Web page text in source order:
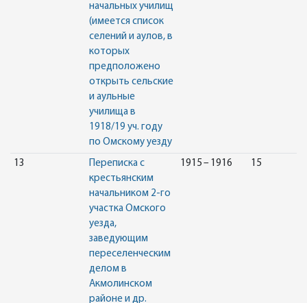
начальных училищ
(имеется список
селений и аулов, в
которых
предположено
открыть сельские
и аульные
училища в
1918/19 уч. году
по Омскому уезду
13
Переписка с
крестьянским
начальником 2-го
участка Омского
уезда,
заведующим
переселенческим
делом в
Акмолинском
районе и др.
1915 – 1916 15